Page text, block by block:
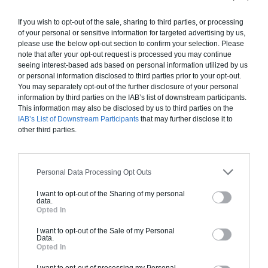
If you wish to opt-out of the sale, sharing to third parties, or processing
of your personal or sensitive information for targeted advertising by us,
please use the below opt-out section to confirm your selection. Please
note that after your opt-out request is processed you may continue
seeing interest-based ads based on personal information utilized by us
or personal information disclosed to third parties prior to your opt-out.
You may separately opt-out of the further disclosure of your personal
information by third parties on the IAB’s list of downstream participants.
This information may also be disclosed by us to third parties on the
IAB’s List of Downstream Participants that may further disclose it to
other third parties.
Personal Data Processing Opt Outs
I want to opt-out of the Sharing of my personal
data.
Opted In
I want to opt-out of the Sale of my Personal
Data.
Opted In
éléments et au besoin recouvrir le plan de travail
à l’aide d’un enduit effet béton qui lui redonnera
modernité et élégance. En ce qui concerne la salle
de bains, le principe restera le même. Changez de
meubles si trop marqués par le temps et
repeindre le carrelage, la vasque et la baignoire
avec un enduit spécial adapté à la porcelaine. Ces
petits travaux peuvent parfois être un peu
coûteux mais apporteront une réelle plus-value
suffit de les repeindre ou de passer une patine
adaptée pour leur redonner une seconde vie.
N’hésitez pas à les changer de pièce ou les
confier à un garde meuble, le temps des visites.